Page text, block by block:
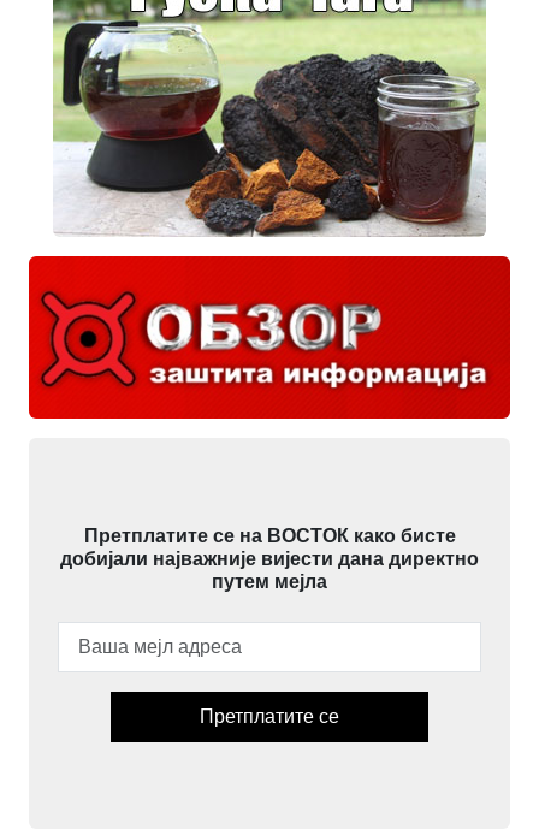
Претплатите се на ВОСТОК како бисте
добијали најважније вијести дана директно
путем мејла
Претплатите се